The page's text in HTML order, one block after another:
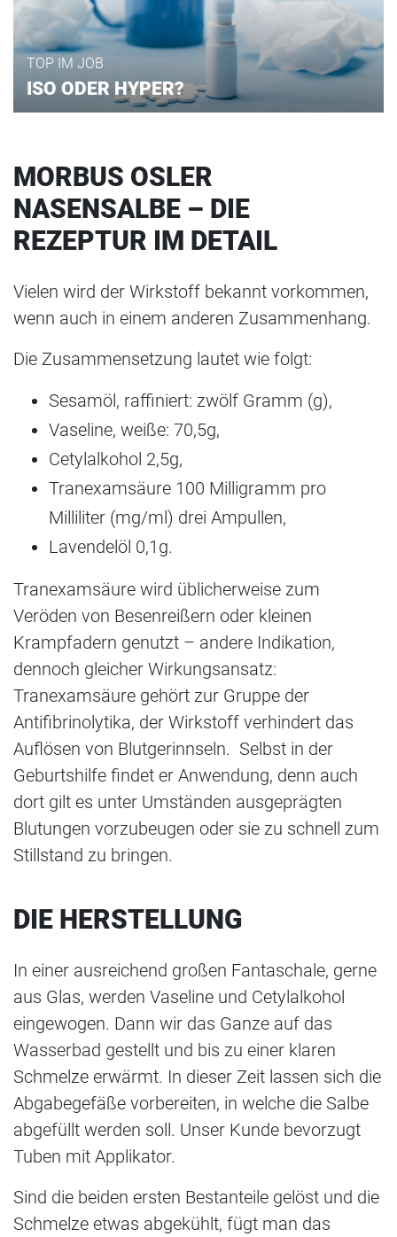
TOP IM JOB
ISO ODER HYPER?
MORBUS OSLER
NASENSALBE – DIE
REZEPTUR IM DETAIL
Vielen wird der Wirkstoff bekannt vorkommen,
wenn auch in einem anderen Zusammenhang.
Die Zusammensetzung lautet wie folgt:
Sesamöl, raffiniert: zwölf Gramm (g),
Vaseline, weiße: 70,5g,
Cetylalkohol 2,5g,
Tranexamsäure 100 Milligramm pro
Milliliter (mg/ml) drei Ampullen,
Lavendelöl 0,1g.
Tranexamsäure wird üblicherweise zum
Veröden von Besenreißern oder kleinen
Krampfadern genutzt – andere Indikation,
dennoch gleicher Wirkungsansatz:
Tranexamsäure gehört zur Gruppe der
Antifibrinolytika, der Wirkstoff verhindert das
Auflösen von Blutgerinnseln. Selbst in der
Geburtshilfe findet er Anwendung, denn auch
dort gilt es unter Umständen ausgeprägten
Blutungen vorzubeugen oder sie zu schnell zum
Stillstand zu bringen.
DIE HERSTELLUNG
In einer ausreichend großen Fantaschale, gerne
aus Glas, werden Vaseline und Cetylalkohol
eingewogen. Dann wir das Ganze auf das
Wasserbad gestellt und bis zu einer klaren
Schmelze erwärmt. In dieser Zeit lassen sich die
Abgabegefäße vorbereiten, in welche die Salbe
abgefüllt werden soll. Unser Kunde bevorzugt
Tuben mit Applikator.
Sind die beiden ersten Bestanteile gelöst und die
Schmelze etwas abgekühlt, fügt man das